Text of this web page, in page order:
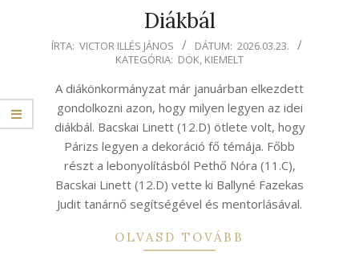
Diákbál
2026-
23
ÍRTA: VICTOR ILLÉS JÁNOS DÁTUM: 2026.03.23.
KATEGÓRIA: DÖK, KIEMELT
A diákönkormányzat már januárban elkezdett
gondolkozni azon, hogy milyen legyen az idei
diákbál. Bacskai Linett (12.D) ötlete volt, hogy
Párizs legyen a dekoráció fő témája. Főbb
részt a lebonyolításból Pethő Nóra (11.C),
Bacskai Linett (12.D) vette ki Ballyné Fazekas
Judit tanárnő segítségével és mentorlásával.
OLVASD TOVÁBB